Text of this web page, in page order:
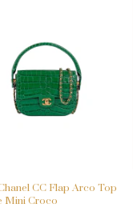
CC Flap Arco Top
Mini Croco